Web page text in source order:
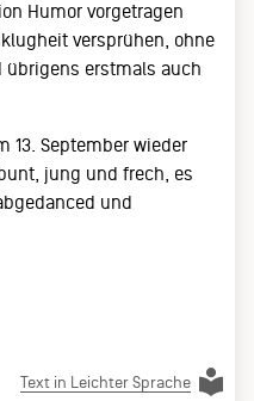
Humor vorgetragen
versprühen, ohne
übrigens erstmals auch
13. September wieder
jung und frech, es
und
Text in Leichter Sprache